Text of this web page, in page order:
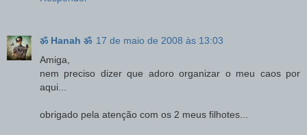
ॐ Hanah ॐ 17 de maio de 2008 às 13:03
Amiga,
nem preciso dizer que adoro organizar o meu caos por
aqui...
obrigado pela atenção com os 2 meus filhotes...